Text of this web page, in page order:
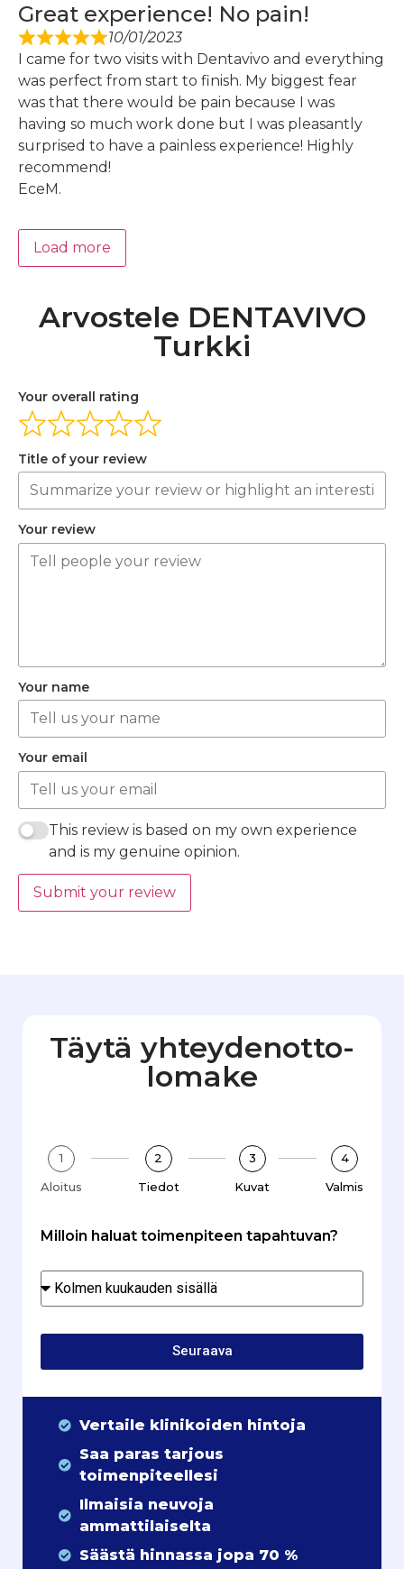
Great experience! No pain!
10/01/2023
I came for two visits with Dentavivo and everything
was perfect from start to finish. My biggest fear
was that there would be pain because I was
having so much work done but I was pleasantly
surprised to have a painless experience! Highly
recommend!
EceM.
Load more
Arvostele DENTAVIVO
Turkki
Your overall rating
Title of your review
Your review
Your name
Your email
This review is based on my own experience
and is my genuine opinion.
Submit your review
Täytä yhteydenotto­
lomake
1
Aloitus
2
Tiedot
3
Kuvat
4
Valmis
Milloin haluat toimenpiteen tapahtuvan?
Seuraava
Vertaile klinikoiden hintoja
Saa paras tarjous
toimenpiteellesi
Ilmaisia neuvoja
ammattilaiselta
Säästä hinnassa jopa 70 %